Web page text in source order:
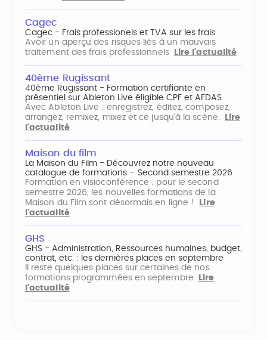
Cagec
Cagec - Frais professionels et TVA sur les frais
Avoir un aperçu des risques liés à un mauvais
traitement des frais professionnels
Lire l'actualité
40ème Rugissant
40ème Rugissant - Formation certifiante en
présentiel sur Ableton Live éligible CPF et AFDAS
Avec Ableton Live : enregistrez, éditez, composez,
arrangez, remixez, mixez et ce jusqu'à la scène.
Lire
l'actualité
Maison du film
La Maison du Film - Découvrez notre nouveau
catalogue de formations – Second semestre 2026
Formation en visioconférence : pour le second
semestre 2026, les nouvelles formations de la
Maison du Film sont désormais en ligne !
Lire
l'actualité
GHS
GHS - Administration, Ressources humaines, budget,
contrat, etc. : les dernières places en septembre
Il reste quelques places sur certaines de nos
formations programmées en septembre
Lire
l'actualité